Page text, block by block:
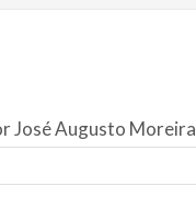
José Augusto Moreira